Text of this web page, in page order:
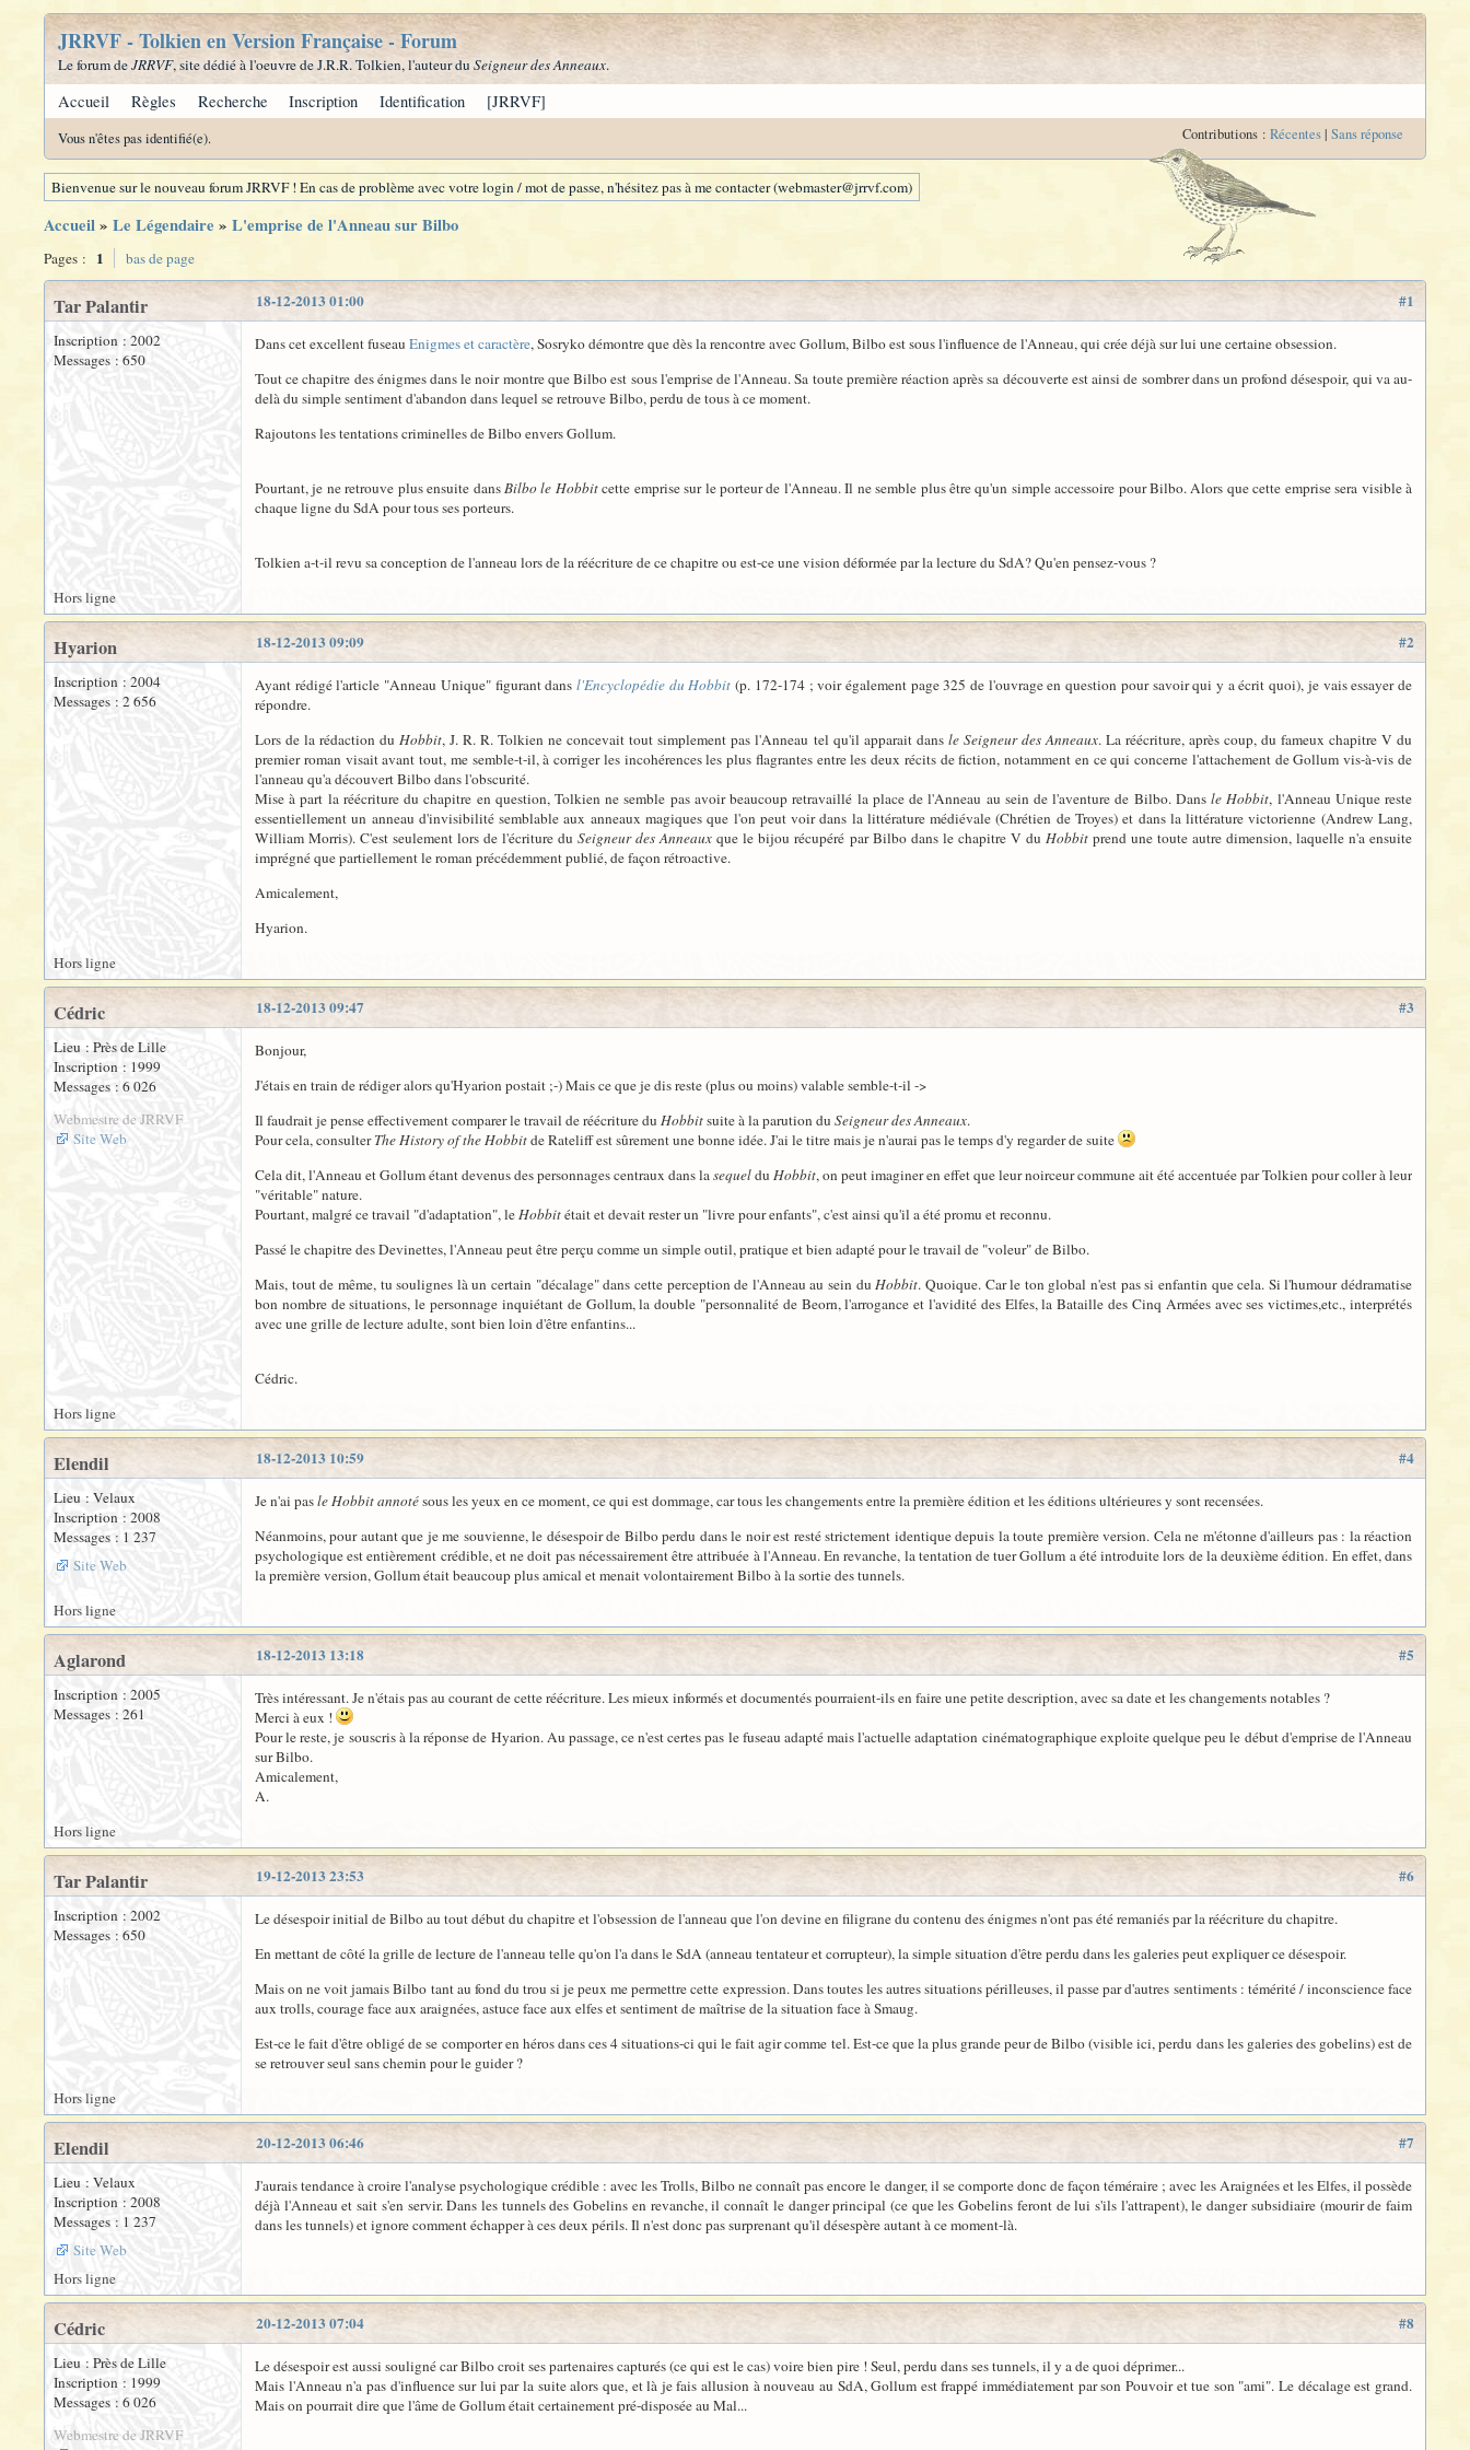
JRRVF - Tolkien en Version Française - Forum
Le forum deJRRVF, site dédié à l'oeuvre de J.R.R. Tolkien, l'auteur du Seigneur des Anneaux.
Accueil Règles Recherche Inscription Identification [JRRVF]
Vous n'êtes pas identifié(e). Contributions : Récentes| Sans réponse
Bienvenue sur le nouveau forum JRRVF ! En cas de problème avec votre login / mot de passe, n'hésitez pas à me contacter (webmaster@jrrvf.com)
Accueil» Le Légendaire » L'emprise de l'Anneau sur Bilbo
Pages : 1 bas de page
#1
18-12-2013 01:00
Tar Palantir
Inscription : 2002
Messages : 650
Dans cet excellent fuseau Enigmes et caractère, Sosryko démontre que dès la rencontre avec Gollum, Bilbo est sous l'influence de l'Anneau, qui crée déjà sur lui une certaine obsession.
Tout ce chapitre des énigmes dans le noir montre que Bilbo est sous l'emprise de l'Anneau. Sa toute première réaction après sa découverte est ainsi de sombrer dans un profond désespoir, qui va au-
delà du simple sentiment d'abandon dans lequel se retrouve Bilbo, perdu de tous à ce moment.
Rajoutons les tentations criminelles de Bilbo envers Gollum.
Pourtant, je ne retrouve plus ensuite dansBilbo le Hobbitcette emprise sur le porteur de l'Anneau. Il ne semble plus être qu'un simple accessoire pour Bilbo. Alors que cette emprise sera visible à
chaque ligne du SdA pour tous ses porteurs.
Tolkien a-t-il revu sa conception de l'anneau lors de la réécriture de ce chapitre ou est-ce une vision déformée par la lecture du SdA? Qu'en pensez-vous ?
Hors ligne
#2
18-12-2013 09:09
Hyarion
Inscription : 2004
Messages : 2 656
Ayant rédigé l'article "Anneau Unique" figurant dans l'Encyclopédie du Hobbit (p. 172-174 ; voir également page 325 de l'ouvrage en question pour savoir qui y a écrit quoi), je vais essayer de
répondre.
Lors de la rédaction duHobbit, J. R. R. Tolkien ne concevait tout simplement pas l'Anneau tel qu'il apparait dans le Seigneur des Anneaux. La réécriture, après coup, du fameux chapitre V du
premier roman visait avant tout, me semble-t-il, à corriger les incohérences les plus flagrantes entre les deux récits de fiction, notamment en ce qui concerne l'attachement de Gollum vis-à-vis de
l'anneau qu'a découvert Bilbo dans l'obscurité.
Mise à part la réécriture du chapitre en question, Tolkien ne semble pas avoir beaucoup retravaillé la place de l'Anneau au sein de l'aventure de Bilbo. Dansle Hobbit, l'Anneau Unique reste
essentiellement un anneau d'invisibilité semblable aux anneaux magiques que l'on peut voir dans la littérature médiévale (Chrétien de Troyes) et dans la littérature victorienne (Andrew Lang,
William Morris). C'est seulement lors de l'écriture duSeigneur des Anneaux que le bijou récupéré par Bilbo dans le chapitre V du Hobbitprend une toute autre dimension, laquelle n'a ensuite
imprégné que partiellement le roman précédemment publié, de façon rétroactive.
Amicalement,
Hyarion.
Hors ligne
#3
18-12-2013 09:47
Cédric
Lieu : Près de Lille
Inscription : 1999
Messages : 6 026
Webmestre de JRRVF
Site Web
Bonjour,
J'étais en train de rédiger alors qu'Hyarion postait ;-) Mais ce que je dis reste (plus ou moins) valable semble-t-il ->
Il faudrait je pense effectivement comparer le travail de réécriture du Hobbitsuite à la parution du Seigneur des Anneaux.
Pour cela, consulterThe History of the Hobbitde Rateliff est sûrement une bonne idée. J'ai le titre mais je n'aurai pas le temps d'y regarder de suite
Cela dit, l'Anneau et Gollum étant devenus des personnages centraux dans lasequeldu Hobbit, on peut imaginer en effet que leur noirceur commune ait été accentuée par Tolkien pour coller à leur
"véritable" nature.
Pourtant, malgré ce travail "d'adaptation", leHobbitétait et devait rester un "livre pour enfants", c'est ainsi qu'il a été promu et reconnu.
Passé le chapitre des Devinettes, l'Anneau peut être perçu comme un simple outil, pratique et bien adapté pour le travail de "voleur" de Bilbo.
Mais, tout de même, tu soulignes là un certain "décalage" dans cette perception de l'Anneau au sein duHobbit. Quoique. Car le ton global n'est pas si enfantin que cela. Si l'humour dédramatise
bon nombre de situations, le personnage inquiétant de Gollum, la double "personnalité de Beorn, l'arrogance et l'avidité des Elfes, la Bataille des Cinq Armées avec ses victimes,etc., interprétés
avec une grille de lecture adulte, sont bien loin d'être enfantins...
Cédric.
Hors ligne
#4
18-12-2013 10:59
Elendil
Lieu : Velaux
Inscription : 2008
Messages : 1 237
Site Web
Je n'ai pasle Hobbit annotésous les yeux en ce moment, ce qui est dommage, car tous les changements entre la première édition et les éditions ultérieures y sont recensées.
Néanmoins, pour autant que je me souvienne, le désespoir de Bilbo perdu dans le noir est resté strictement identique depuis la toute première version. Cela ne m'étonne d'ailleurs pas : la réaction
psychologique est entièrement crédible, et ne doit pas nécessairement être attribuée à l'Anneau. En revanche, la tentation de tuer Gollum a été introduite lors de la deuxième édition. En effet, dans
la première version, Gollum était beaucoup plus amical et menait volontairement Bilbo à la sortie des tunnels.
Hors ligne
#5
18-12-2013 13:18
Aglarond
Inscription : 2005
Messages : 261
Très intéressant. Je n'étais pas au courant de cette réécriture. Les mieux informés et documentés pourraient-ils en faire une petite description, avec sa date et les changements notables ?
Merci à eux !
Pour le reste, je souscris à la réponse de Hyarion. Au passage, ce n'est certes pas le fuseau adapté mais l'actuelle adaptation cinématographique exploite quelque peu le début d'emprise de l'Anneau
sur Bilbo.
Amicalement,
A.
Hors ligne
#6
19-12-2013 23:53
Tar Palantir
Inscription : 2002
Messages : 650
Le désespoir initial de Bilbo au tout début du chapitre et l'obsession de l'anneau que l'on devine en filigrane du contenu des énigmes n'ont pas été remaniés par la réécriture du chapitre.
En mettant de côté la grille de lecture de l'anneau telle qu'on l'a dans le SdA (anneau tentateur et corrupteur), la simple situation d'être perdu dans les galeries peut expliquer ce désespoir.
Mais on ne voit jamais Bilbo tant au fond du trou si je peux me permettre cette expression. Dans toutes les autres situations périlleuses, il passe par d'autres sentiments : témérité / inconscience face
aux trolls, courage face aux araignées, astuce face aux elfes et sentiment de maîtrise de la situation face à Smaug.
Est-ce le fait d'être obligé de se comporter en héros dans ces 4 situations-ci qui le fait agir comme tel. Est-ce que la plus grande peur de Bilbo (visible ici, perdu dans les galeries des gobelins) est de
se retrouver seul sans chemin pour le guider ?
Hors ligne
#7
20-12-2013 06:46
Elendil
Lieu : Velaux
Inscription : 2008
Messages : 1 237
Site Web
J'aurais tendance à croire l'analyse psychologique crédible : avec les Trolls, Bilbo ne connaît pas encore le danger, il se comporte donc de façon téméraire ; avec les Araignées et les Elfes, il possède
déjà l'Anneau et sait s'en servir. Dans les tunnels des Gobelins en revanche, il connaît le danger principal (ce que les Gobelins feront de lui s'ils l'attrapent), le danger subsidiaire (mourir de faim
dans les tunnels) et ignore comment échapper à ces deux périls. Il n'est donc pas surprenant qu'il désespère autant à ce moment-là.
Hors ligne
#8
20-12-2013 07:04
Cédric
Lieu : Près de Lille
Inscription : 1999
Messages : 6 026
Webmestre de JRRVF
Le désespoir est aussi souligné car Bilbo croit ses partenaires capturés (ce qui est le cas) voire bien pire ! Seul, perdu dans ses tunnels, il y a de quoi déprimer...
Mais l'Anneau n'a pas d'influence sur lui par la suite alors que, et là je fais allusion à nouveau au SdA, Gollum est frappé immédiatement par son Pouvoir et tue son "ami". Le décalage est grand.
Mais on pourrait dire que l'âme de Gollum était certainement pré-disposée au Mal...